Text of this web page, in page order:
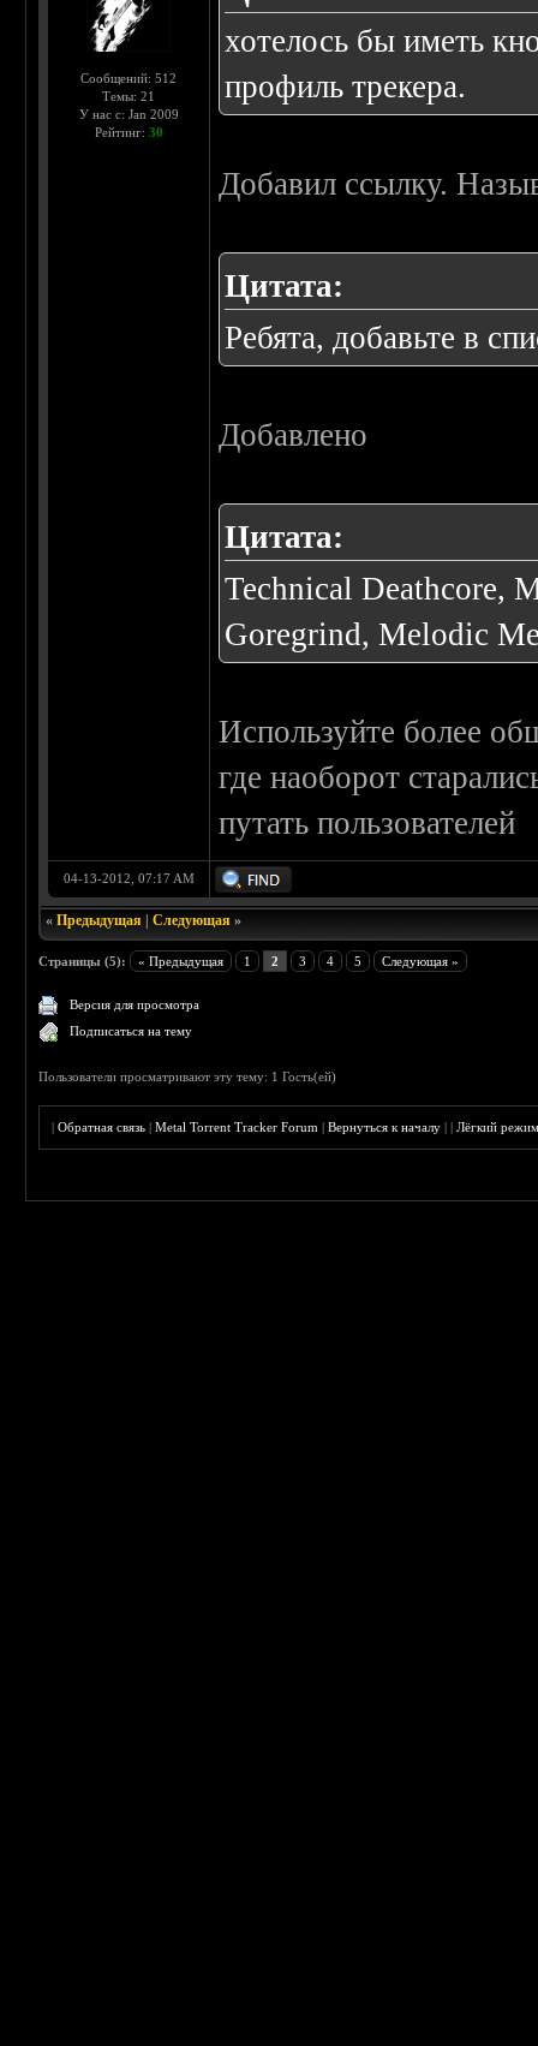
Сообщений: 512
Темы: 21
У нас с: Jan 2009
Рейтинг: 30
хотелось бы иметь
профиль трекера.
Добавил ссылку.
Цитата:
Ребята, добавьте в
Добавлено
Цитата:
Technical Deathcore,
Goregrind, Melodic
Используйте более
где наоборот
путать пользователей
04-13-2012, 07:17 AM
«Предыдущая |Следующая »
Страницы (5): « Предыдущая 1 2 3 4 5 Следующая »
Версия для просмотра
Подписаться на тему
Пользователи просматривают эту тему: 1 Гость(ей)
|Обратная связь |Metal Torrent Tracker Forum |Вернуться к началу ||Лёгкий